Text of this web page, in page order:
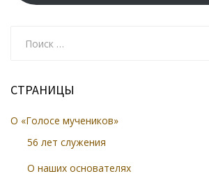
СТРАНИЦЫ
О «Голосе мучеников»
56 лет служения
О наших основателях